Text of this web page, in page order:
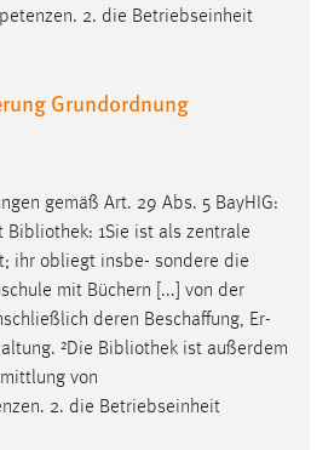
2. die Betriebseinheit
Grundordnung
gemäß Art. 29 Abs. 5 BayHIG:
Bibliothek: 1Sie ist als zentrale
ihr obliegt insbe- sondere die
mit Büchern [...] von der
deren Beschaffung, Er-
²Die Bibliothek ist außerdem
von
2. die Betriebseinheit
_pk_id, _pk_ses
werden von Drittanbietern